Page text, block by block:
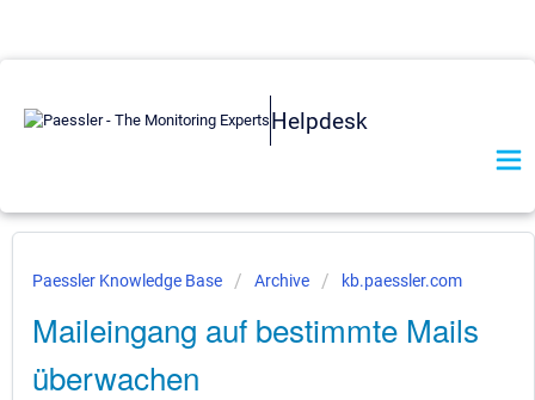
Helpdesk
Paessler Knowledge Base Archive kb.paessler.com
Maileingang auf bestimmte Mails
überwachen